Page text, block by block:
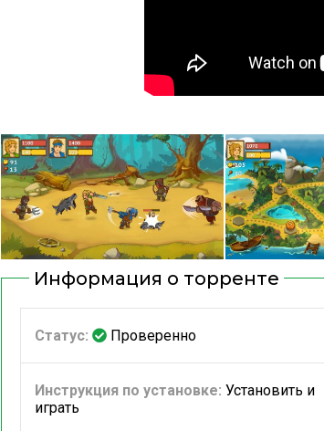
Информация о торренте
Статус: Проверенно
Инструкция по установке: Установить и
играть